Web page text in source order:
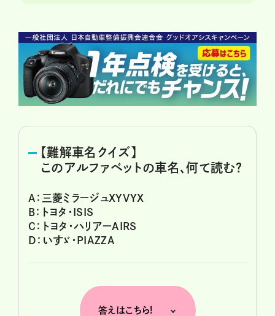
【難解車名クイズ】
このアルファベットの車名、何て読む？
A：三菱ミラージュXYVYX
B：トヨタ・ISIS
C：トヨタ・ハリアーAIRS
D：いすゞ・PIAZZA
答えはこちら!